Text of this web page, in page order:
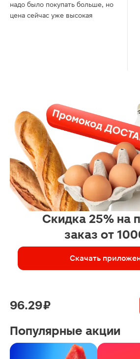
надо было покупать больше, но
цена сейчас уже высокая
Скидка 25% на
заказ от
Скачать
96.29 ₽
Популярные акции